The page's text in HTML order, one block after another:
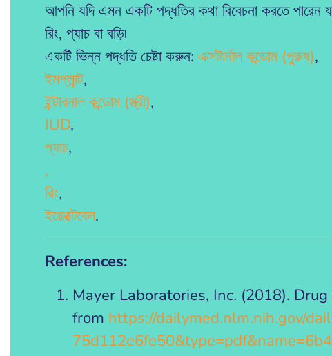
আপনি যদি এমন একটি পদ্ধতির কথা বিবেচনা করতে পারেন
রিং, প্যাচ বা বড়ি৷
একটি ভিন্ন পদ্ধতি চেষ্টা করুন: এক্সটার্নাল কন্ডোম (পুরুষ),
ইমপ্লান্ট,
ইন্টারনাল কন্ডোম (স্ত্রী),
IUD,
প্যাচ,
,
রিং,
ইঞ্জেক্টেবেল.
References:
Mayer Laboratories, Inc. (2018).
from https://dailymed.nlm.nih.gov/